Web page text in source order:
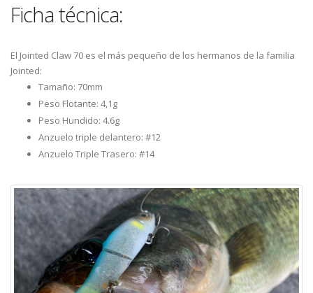
Ficha técnica:
El Jointed Claw 70 es el más pequeño de los hermanos de la familia
Jointed:
Tamaño: 70mm
Peso Flotante: 4,1g
Peso Hundido: 4.6g
Anzuelo triple delantero: #12
Anzuelo Triple Trasero: #14